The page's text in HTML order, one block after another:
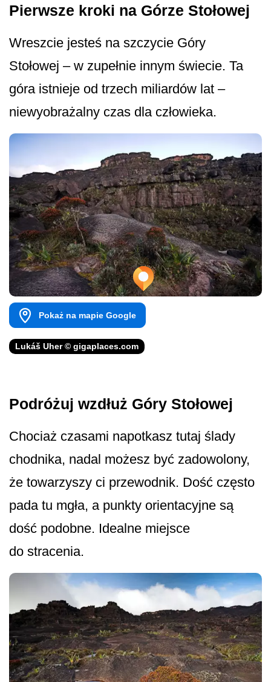
Pierwsze kroki na Górze Stołowej
Wreszcie jesteś na szczycie Góry
Stołowej – w zupełnie innym świecie. Ta
góra istnieje od trzech miliardów lat –
niewyobrażalny czas dla człowieka.
Pokaż na mapie Google
Lukáš Uher © gigaplaces.com
Podróżuj wzdłuż Góry Stołowej
Chociaż czasami napotkasz tutaj ślady
chodnika, nadal możesz być zadowolony,
że towarzyszy ci przewodnik. Dość często
pada tu mgła, a punkty orientacyjne są
dość podobne. Idealne miejsce
do stracenia.